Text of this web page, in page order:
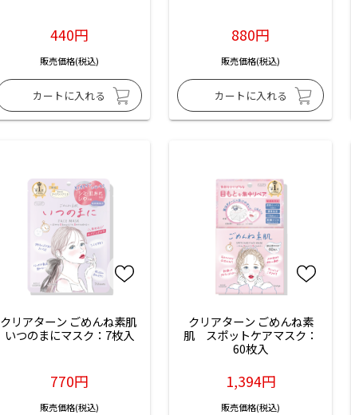
440円
販売価格(税込)
880円
販売価格(税込)
クリアターン ごめんね素肌
いつのまにマスク：7枚入
770円
販売価格(税込)
クリアターン ごめんね素
肌　スポットケアマスク：
60枚入
1,394円
販売価格(税込)